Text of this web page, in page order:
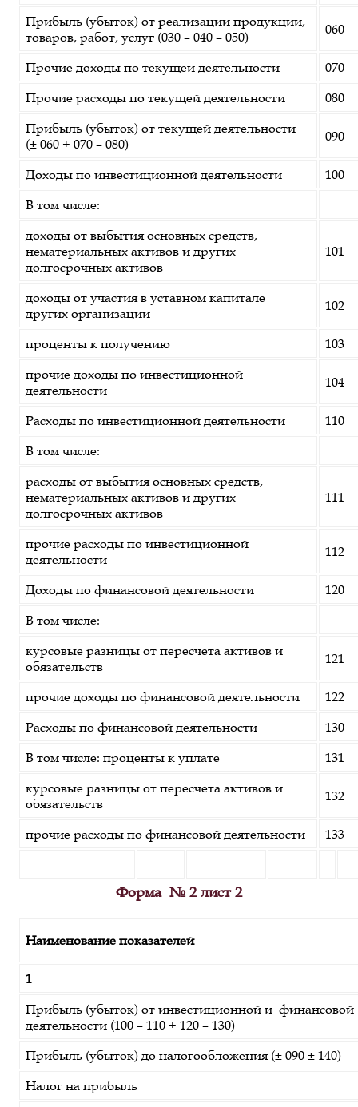
Прибыль (убыток) от реализации продукции,
товаров, работ, услуг (030 – 040 – 050)
060
Прочие доходы по текущей деятельности
070
Прочие расходы по текущей деятельности
080
Прибыль (убыток) от текущей деятельности
(± 060 + 070 – 080)
090
Доходы по инвестиционной деятельности
100
В том числе:
доходы от выбытия основных средств,
нематериальных активов и других
долгосрочных активов
101
доходы от участия в уставном капитале
других организаций
102
проценты к получению
103
прочие доходы по инвестиционной
деятельности
104
Расходы по инвестиционной деятельности
110
В том числе:
расходы от выбытия основных средств,
нематериальных активов и других
долгосрочных активов
111
прочие расходы по инвестиционной
деятельности
112
Доходы по финансовой деятельности
120
В том числе:
курсовые разницы от пересчета активов и
обязательств
121
прочие доходы по финансовой деятельности
122
Расходы по финансовой деятельности
130
В том числе: проценты к уплате
131
курсовые разницы от пересчета активов и
обязательств
132
прочие расходы по финансовой деятельности 133
Форма № 2 лист 2
Наименование показателей
1
Прибыль (убыток) от инвестиционной и финансовой
деятельности (100 – 110 + 120 – 130)
Прибыль (убыток) до налогообложения (± 090 ± 140)
Налог на прибыль